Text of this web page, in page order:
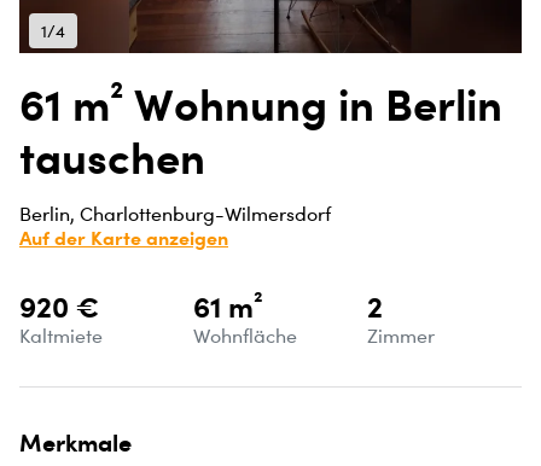
1/4
61 m² Wohnung in Berlin
tauschen
Berlin, Charlottenburg-Wilmersdorf
Auf der Karte anzeigen
920 €
Kaltmiete
61 m²
Wohnfläche
2
Zimmer
Merkmale